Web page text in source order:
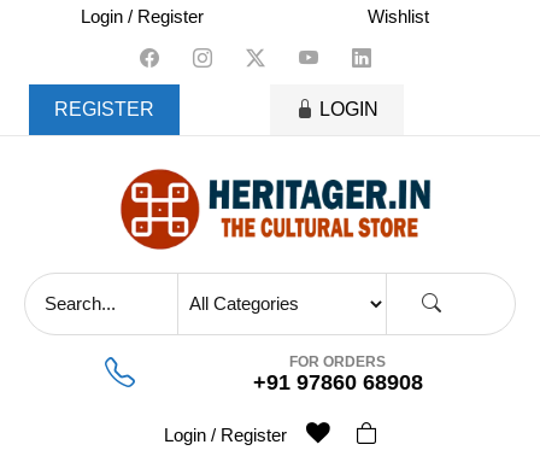
content
Login / Register Wishlist
REGISTER LOGIN
FOR ORDERS
+91 97860 68908
Login / Register